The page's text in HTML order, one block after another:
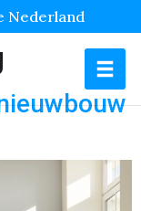
Nederland